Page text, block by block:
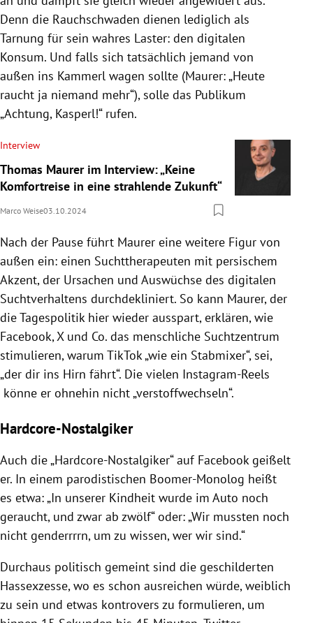
Denn die Rauchschwaden dienen lediglich als
Tarnung für sein wahres Laster: den digitalen
Konsum. Und falls sich tatsächlich jemand von
außen ins Kammerl wagen sollte (Maurer: „Heute
raucht ja niemand mehr“), solle das Publikum
„Achtung, Kasperl!“ rufen.
Interview
Thomas Maurer im Interview: „Keine
Komfortreise in eine strahlende Zukunft“
Marco Weise03.10.2024
Nach der Pause führt Maurer eine weitere Figur von
außen ein: einen Suchttherapeuten mit persischem
Akzent, der Ursachen und Auswüchse des digitalen
Suchtverhaltens durchdekliniert. So kann Maurer, der
die Tagespolitik hier wieder ausspart, erklären, wie
Facebook, X und Co. das menschliche Suchtzentrum
stimulieren, warum TikTok „wie ein Stabmixer“, sei,
„der dir ins Hirn fährt“. Die vielen Instagram-Reels
könne er ohnehin nicht „verstoffwechseln“.
Hardcore-Nostalgiker
Auch die „Hardcore-Nostalgiker“ auf Facebook geißelt
er. In einem parodistischen Boomer-Monolog heißt
es etwa: „In unserer Kindheit wurde im Auto noch
geraucht, und zwar ab zwölf“ oder: „Wir mussten noch
nicht genderrrrn, um zu wissen, wer wir sind.“
Durchaus politisch gemeint sind die geschilderten
Hassexzesse, wo es schon ausreichen würde, weiblich
zu sein und etwas kontrovers zu formulieren, um